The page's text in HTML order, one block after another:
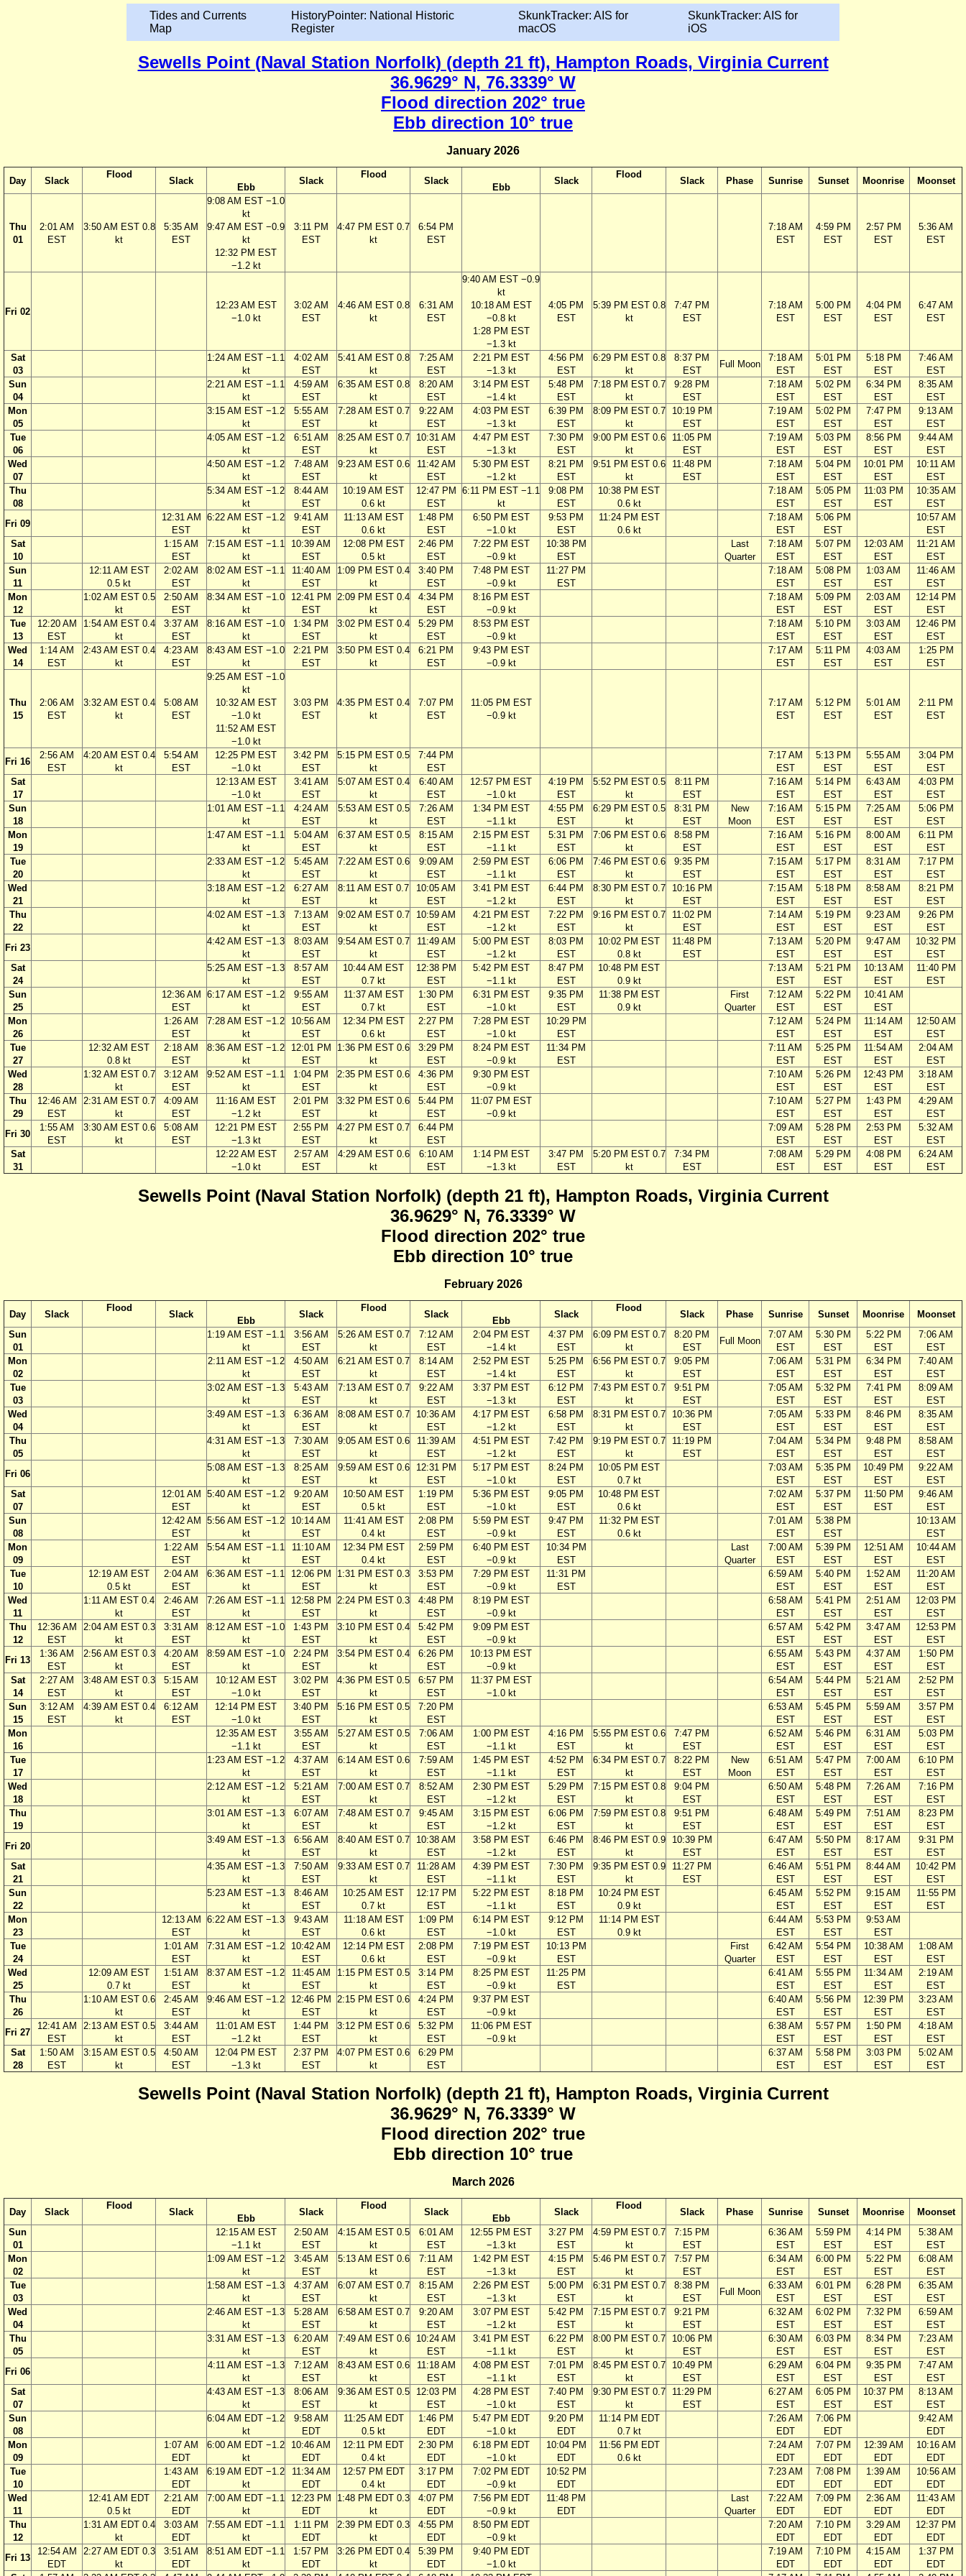
Tides and Currents
Map
HistoryPointer: National Historic
Register
SkunkTracker: AIS for
macOS
SkunkTracker: AIS for
iOS
Sewells Point (Naval Station Norfolk) (depth 21 ft), Hampton Roads, Virginia Current
36.9629° N, 76.3339° W
Flood direction 202° true
Ebb direction 10° true
January 2026
Day Slack
Flood
Slack
Ebb
Slack
Flood
Slack
Ebb
Slack
Flood
Slack Phase Sunrise Sunset Moonrise Moonset
Thu
01
2:01 AM
EST
3:50 AM EST 0.8
kt
5:35 AM
EST
9:08 AM EST −1.0
kt
9:47 AM EST −0.9
kt
12:32 PM EST
−1.2 kt
3:11 PM
EST
4:47 PM EST 0.7
kt
6:54 PM
EST
7:18 AM
EST
4:59 PM
EST
2:57 PM
EST
5:36 AM
EST
Fri 02
12:23 AM EST
−1.0 kt
3:02 AM
EST
4:46 AM EST 0.8
kt
6:31 AM
EST
9:40 AM EST −0.9
kt
10:18 AM EST
−0.8 kt
1:28 PM EST
−1.3 kt
4:05 PM
EST
5:39 PM EST 0.8
kt
7:47 PM
EST
7:18 AM
EST
5:00 PM
EST
4:04 PM
EST
6:47 AM
EST
Sat
03
1:24 AM EST −1.1
kt
4:02 AM
EST
5:41 AM EST 0.8
kt
7:25 AM
EST
2:21 PM EST
−1.3 kt
4:56 PM
EST
6:29 PM EST 0.8
kt
8:37 PM
EST
Full Moon
7:18 AM
EST
5:01 PM
EST
5:18 PM
EST
7:46 AM
EST
Sun
04
2:21 AM EST −1.1
kt
4:59 AM
EST
6:35 AM EST 0.8
kt
8:20 AM
EST
3:14 PM EST
−1.4 kt
5:48 PM
EST
7:18 PM EST 0.7
kt
9:28 PM
EST
7:18 AM
EST
5:02 PM
EST
6:34 PM
EST
8:35 AM
EST
Mon
05
3:15 AM EST −1.2
kt
5:55 AM
EST
7:28 AM EST 0.7
kt
9:22 AM
EST
4:03 PM EST
−1.3 kt
6:39 PM
EST
8:09 PM EST 0.7
kt
10:19 PM
EST
7:19 AM
EST
5:02 PM
EST
7:47 PM
EST
9:13 AM
EST
Tue
06
4:05 AM EST −1.2
kt
6:51 AM
EST
8:25 AM EST 0.7
kt
10:31 AM
EST
4:47 PM EST
−1.3 kt
7:30 PM
EST
9:00 PM EST 0.6
kt
11:05 PM
EST
7:19 AM
EST
5:03 PM
EST
8:56 PM
EST
9:44 AM
EST
Wed
07
4:50 AM EST −1.2
kt
7:48 AM
EST
9:23 AM EST 0.6
kt
11:42 AM
EST
5:30 PM EST
−1.2 kt
8:21 PM
EST
9:51 PM EST 0.6
kt
11:48 PM
EST
7:18 AM
EST
5:04 PM
EST
10:01 PM
EST
10:11 AM
EST
Thu
08
5:34 AM EST −1.2
kt
8:44 AM
EST
10:19 AM EST
0.6 kt
12:47 PM
EST
6:11 PM EST −1.1
kt
9:08 PM
EST
10:38 PM EST
0.6 kt
7:18 AM
EST
5:05 PM
EST
11:03 PM
EST
10:35 AM
EST
Fri 09
12:31 AM
EST
6:22 AM EST −1.2
kt
9:41 AM
EST
11:13 AM EST
0.6 kt
1:48 PM
EST
6:50 PM EST
−1.0 kt
9:53 PM
EST
11:24 PM EST
0.6 kt
7:18 AM
EST
5:06 PM
EST
10:57 AM
EST
Sat
10
1:15 AM
EST
7:15 AM EST −1.1
kt
10:39 AM
EST
12:08 PM EST
0.5 kt
2:46 PM
EST
7:22 PM EST
−0.9 kt
10:38 PM
EST
Last
Quarter
7:18 AM
EST
5:07 PM
EST
12:03 AM
EST
11:21 AM
EST
Sun
11
12:11 AM EST
0.5 kt
2:02 AM
EST
8:02 AM EST −1.1
kt
11:40 AM
EST
1:09 PM EST 0.4
kt
3:40 PM
EST
7:48 PM EST
−0.9 kt
11:27 PM
EST
7:18 AM
EST
5:08 PM
EST
1:03 AM
EST
11:46 AM
EST
Mon
12
1:02 AM EST 0.5
kt
2:50 AM
EST
8:34 AM EST −1.0
kt
12:41 PM
EST
2:09 PM EST 0.4
kt
4:34 PM
EST
8:16 PM EST
−0.9 kt
7:18 AM
EST
5:09 PM
EST
2:03 AM
EST
12:14 PM
EST
Tue
13
12:20 AM
EST
1:54 AM EST 0.4
kt
3:37 AM
EST
8:16 AM EST −1.0
kt
1:34 PM
EST
3:02 PM EST 0.4
kt
5:29 PM
EST
8:53 PM EST
−0.9 kt
7:18 AM
EST
5:10 PM
EST
3:03 AM
EST
12:46 PM
EST
Wed
14
1:14 AM
EST
2:43 AM EST 0.4
kt
4:23 AM
EST
8:43 AM EST −1.0
kt
2:21 PM
EST
3:50 PM EST 0.4
kt
6:21 PM
EST
9:43 PM EST
−0.9 kt
7:17 AM
EST
5:11 PM
EST
4:03 AM
EST
1:25 PM
EST
Thu
15
2:06 AM
EST
3:32 AM EST 0.4
kt
5:08 AM
EST
9:25 AM EST −1.0
kt
10:32 AM EST
−1.0 kt
11:52 AM EST
−1.0 kt
3:03 PM
EST
4:35 PM EST 0.4
kt
7:07 PM
EST
11:05 PM EST
−0.9 kt
7:17 AM
EST
5:12 PM
EST
5:01 AM
EST
2:11 PM
EST
Fri 16
2:56 AM
EST
4:20 AM EST 0.4
kt
5:54 AM
EST
12:25 PM EST
−1.0 kt
3:42 PM
EST
5:15 PM EST 0.5
kt
7:44 PM
EST
7:17 AM
EST
5:13 PM
EST
5:55 AM
EST
3:04 PM
EST
Sat
17
12:13 AM EST
−1.0 kt
3:41 AM
EST
5:07 AM EST 0.4
kt
6:40 AM
EST
12:57 PM EST
−1.0 kt
4:19 PM
EST
5:52 PM EST 0.5
kt
8:11 PM
EST
7:16 AM
EST
5:14 PM
EST
6:43 AM
EST
4:03 PM
EST
Sun
18
1:01 AM EST −1.1
kt
4:24 AM
EST
5:53 AM EST 0.5
kt
7:26 AM
EST
1:34 PM EST
−1.1 kt
4:55 PM
EST
6:29 PM EST 0.5
kt
8:31 PM
EST
New
Moon
7:16 AM
EST
5:15 PM
EST
7:25 AM
EST
5:06 PM
EST
Mon
19
1:47 AM EST −1.1
kt
5:04 AM
EST
6:37 AM EST 0.5
kt
8:15 AM
EST
2:15 PM EST
−1.1 kt
5:31 PM
EST
7:06 PM EST 0.6
kt
8:58 PM
EST
7:16 AM
EST
5:16 PM
EST
8:00 AM
EST
6:11 PM
EST
Tue
20
2:33 AM EST −1.2
kt
5:45 AM
EST
7:22 AM EST 0.6
kt
9:09 AM
EST
2:59 PM EST
−1.1 kt
6:06 PM
EST
7:46 PM EST 0.6
kt
9:35 PM
EST
7:15 AM
EST
5:17 PM
EST
8:31 AM
EST
7:17 PM
EST
Wed
21
3:18 AM EST −1.2
kt
6:27 AM
EST
8:11 AM EST 0.7
kt
10:05 AM
EST
3:41 PM EST
−1.2 kt
6:44 PM
EST
8:30 PM EST 0.7
kt
10:16 PM
EST
7:15 AM
EST
5:18 PM
EST
8:58 AM
EST
8:21 PM
EST
Thu
22
4:02 AM EST −1.3
kt
7:13 AM
EST
9:02 AM EST 0.7
kt
10:59 AM
EST
4:21 PM EST
−1.2 kt
7:22 PM
EST
9:16 PM EST 0.7
kt
11:02 PM
EST
7:14 AM
EST
5:19 PM
EST
9:23 AM
EST
9:26 PM
EST
Fri 23
4:42 AM EST −1.3
kt
8:03 AM
EST
9:54 AM EST 0.7
kt
11:49 AM
EST
5:00 PM EST
−1.2 kt
8:03 PM
EST
10:02 PM EST
0.8 kt
11:48 PM
EST
7:13 AM
EST
5:20 PM
EST
9:47 AM
EST
10:32 PM
EST
Sat
24
5:25 AM EST −1.3
kt
8:57 AM
EST
10:44 AM EST
0.7 kt
12:38 PM
EST
5:42 PM EST
−1.1 kt
8:47 PM
EST
10:48 PM EST
0.9 kt
7:13 AM
EST
5:21 PM
EST
10:13 AM
EST
11:40 PM
EST
Sun
25
12:36 AM
EST
6:17 AM EST −1.2
kt
9:55 AM
EST
11:37 AM EST
0.7 kt
1:30 PM
EST
6:31 PM EST
−1.0 kt
9:35 PM
EST
11:38 PM EST
0.9 kt
First
Quarter
7:12 AM
EST
5:22 PM
EST
10:41 AM
EST
Mon
26
1:26 AM
EST
7:28 AM EST −1.2
kt
10:56 AM
EST
12:34 PM EST
0.6 kt
2:27 PM
EST
7:28 PM EST
−1.0 kt
10:29 PM
EST
7:12 AM
EST
5:24 PM
EST
11:14 AM
EST
12:50 AM
EST
Tue
27
12:32 AM EST
0.8 kt
2:18 AM
EST
8:36 AM EST −1.2
kt
12:01 PM
EST
1:36 PM EST 0.6
kt
3:29 PM
EST
8:24 PM EST
−0.9 kt
11:34 PM
EST
7:11 AM
EST
5:25 PM
EST
11:54 AM
EST
2:04 AM
EST
Wed
28
1:32 AM EST 0.7
kt
3:12 AM
EST
9:52 AM EST −1.1
kt
1:04 PM
EST
2:35 PM EST 0.6
kt
4:36 PM
EST
9:30 PM EST
−0.9 kt
7:10 AM
EST
5:26 PM
EST
12:43 PM
EST
3:18 AM
EST
Thu
29
12:46 AM
EST
2:31 AM EST 0.7
kt
4:09 AM
EST
11:16 AM EST
−1.2 kt
2:01 PM
EST
3:32 PM EST 0.6
kt
5:44 PM
EST
11:07 PM EST
−0.9 kt
7:10 AM
EST
5:27 PM
EST
1:43 PM
EST
4:29 AM
EST
Fri 30
1:55 AM
EST
3:30 AM EST 0.6
kt
5:08 AM
EST
12:21 PM EST
−1.3 kt
2:55 PM
EST
4:27 PM EST 0.7
kt
6:44 PM
EST
7:09 AM
EST
5:28 PM
EST
2:53 PM
EST
5:32 AM
EST
Sat
31
12:22 AM EST
−1.0 kt
2:57 AM
EST
4:29 AM EST 0.6
kt
6:10 AM
EST
1:14 PM EST
−1.3 kt
3:47 PM
EST
5:20 PM EST 0.7
kt
7:34 PM
EST
7:08 AM
EST
5:29 PM
EST
4:08 PM
EST
6:24 AM
EST
Sewells Point (Naval Station Norfolk) (depth 21 ft), Hampton Roads, Virginia Current
36.9629° N, 76.3339° W
Flood direction 202° true
Ebb direction 10° true
February 2026
Day Slack
Flood
Slack
Ebb
Slack
Flood
Slack
Ebb
Slack
Flood
Slack Phase Sunrise Sunset Moonrise
Moonset
Sun
01
1:19 AM EST −1.1
kt
3:56 AM
EST
5:26 AM EST 0.7
kt
7:12 AM
EST
2:04 PM EST
−1.4 kt
4:37 PM
EST
6:09 PM EST 0.7
kt
8:20 PM
EST
Full Moon
7:07 AM
EST
5:30 PM
EST
5:22 PM
EST
7:06 AM
EST
Mon
02
2:11 AM EST −1.2
kt
4:50 AM
EST
6:21 AM EST 0.7
kt
8:14 AM
EST
2:52 PM EST
−1.4 kt
5:25 PM
EST
6:56 PM EST 0.7
kt
9:05 PM
EST
7:06 AM
EST
5:31 PM
EST
6:34 PM
EST
7:40 AM
EST
Tue
03
3:02 AM EST −1.3
kt
5:43 AM
EST
7:13 AM EST 0.7
kt
9:22 AM
EST
3:37 PM EST
−1.3 kt
6:12 PM
EST
7:43 PM EST 0.7
kt
9:51 PM
EST
7:05 AM
EST
5:32 PM
EST
7:41 PM
EST
8:09 AM
EST
Wed
04
3:49 AM EST −1.3
kt
6:36 AM
EST
8:08 AM EST 0.7
kt
10:36 AM
EST
4:17 PM EST
−1.2 kt
6:58 PM
EST
8:31 PM EST 0.7
kt
10:36 PM
EST
7:05 AM
EST
5:33 PM
EST
8:46 PM
EST
8:35 AM
EST
Thu
05
4:31 AM EST −1.3
kt
7:30 AM
EST
9:05 AM EST 0.6
kt
11:39 AM
EST
4:51 PM EST
−1.2 kt
7:42 PM
EST
9:19 PM EST 0.7
kt
11:19 PM
EST
7:04 AM
EST
5:34 PM
EST
9:48 PM
EST
8:58 AM
EST
Fri 06
5:08 AM EST −1.3
kt
8:25 AM
EST
9:59 AM EST 0.6
kt
12:31 PM
EST
5:17 PM EST
−1.0 kt
8:24 PM
EST
10:05 PM EST
0.7 kt
7:03 AM
EST
5:35 PM
EST
10:49 PM
EST
9:22 AM
EST
Sat
07
12:01 AM
EST
5:40 AM EST −1.2
kt
9:20 AM
EST
10:50 AM EST
0.5 kt
1:19 PM
EST
5:36 PM EST
−1.0 kt
9:05 PM
EST
10:48 PM EST
0.6 kt
7:02 AM
EST
5:37 PM
EST
11:50 PM
EST
9:46 AM
EST
Sun
08
12:42 AM
EST
5:56 AM EST −1.2
kt
10:14 AM
EST
11:41 AM EST
0.4 kt
2:08 PM
EST
5:59 PM EST
−0.9 kt
9:47 PM
EST
11:32 PM EST
0.6 kt
7:01 AM
EST
5:38 PM
EST
10:13 AM
EST
Mon
09
1:22 AM
EST
5:54 AM EST −1.1
kt
11:10 AM
EST
12:34 PM EST
0.4 kt
2:59 PM
EST
6:40 PM EST
−0.9 kt
10:34 PM
EST
Last
Quarter
7:00 AM
EST
5:39 PM
EST
12:51 AM
EST
10:44 AM
EST
Tue
10
12:19 AM EST
0.5 kt
2:04 AM
EST
6:36 AM EST −1.1
kt
12:06 PM
EST
1:31 PM EST 0.3
kt
3:53 PM
EST
7:29 PM EST
−0.9 kt
11:31 PM
EST
6:59 AM
EST
5:40 PM
EST
1:52 AM
EST
11:20 AM
EST
Wed
11
1:11 AM EST 0.4
kt
2:46 AM
EST
7:26 AM EST −1.1
kt
12:58 PM
EST
2:24 PM EST 0.3
kt
4:48 PM
EST
8:19 PM EST
−0.9 kt
6:58 AM
EST
5:41 PM
EST
2:51 AM
EST
12:03 PM
EST
Thu
12
12:36 AM
EST
2:04 AM EST 0.3
kt
3:31 AM
EST
8:12 AM EST −1.0
kt
1:43 PM
EST
3:10 PM EST 0.4
kt
5:42 PM
EST
9:09 PM EST
−0.9 kt
6:57 AM
EST
5:42 PM
EST
3:47 AM
EST
12:53 PM
EST
Fri 13
1:36 AM
EST
2:56 AM EST 0.3
kt
4:20 AM
EST
8:59 AM EST −1.0
kt
2:24 PM
EST
3:54 PM EST 0.4
kt
6:26 PM
EST
10:13 PM EST
−0.9 kt
6:55 AM
EST
5:43 PM
EST
4:37 AM
EST
1:50 PM
EST
Sat
14
2:27 AM
EST
3:48 AM EST 0.3
kt
5:15 AM
EST
10:12 AM EST
−1.0 kt
3:02 PM
EST
4:36 PM EST 0.5
kt
6:57 PM
EST
11:37 PM EST
−1.0 kt
6:54 AM
EST
5:44 PM
EST
5:21 AM
EST
2:52 PM
EST
Sun
15
3:12 AM
EST
4:39 AM EST 0.4
kt
6:12 AM
EST
12:14 PM EST
−1.0 kt
3:40 PM
EST
5:16 PM EST 0.5
kt
7:20 PM
EST
6:53 AM
EST
5:45 PM
EST
5:59 AM
EST
3:57 PM
EST
Mon
16
12:35 AM EST
−1.1 kt
3:55 AM
EST
5:27 AM EST 0.5
kt
7:06 AM
EST
1:00 PM EST
−1.1 kt
4:16 PM
EST
5:55 PM EST 0.6
kt
7:47 PM
EST
6:52 AM
EST
5:46 PM
EST
6:31 AM
EST
5:03 PM
EST
Tue
17
1:23 AM EST −1.2
kt
4:37 AM
EST
6:14 AM EST 0.6
kt
7:59 AM
EST
1:45 PM EST
−1.1 kt
4:52 PM
EST
6:34 PM EST 0.7
kt
8:22 PM
EST
New
Moon
6:51 AM
EST
5:47 PM
EST
7:00 AM
EST
6:10 PM
EST
Wed
18
2:12 AM EST −1.2
kt
5:21 AM
EST
7:00 AM EST 0.7
kt
8:52 AM
EST
2:30 PM EST
−1.2 kt
5:29 PM
EST
7:15 PM EST 0.8
kt
9:04 PM
EST
6:50 AM
EST
5:48 PM
EST
7:26 AM
EST
7:16 PM
EST
Thu
19
3:01 AM EST −1.3
kt
6:07 AM
EST
7:48 AM EST 0.7
kt
9:45 AM
EST
3:15 PM EST
−1.2 kt
6:06 PM
EST
7:59 PM EST 0.8
kt
9:51 PM
EST
6:48 AM
EST
5:49 PM
EST
7:51 AM
EST
8:23 PM
EST
Fri 20
3:49 AM EST −1.3
kt
6:56 AM
EST
8:40 AM EST 0.7
kt
10:38 AM
EST
3:58 PM EST
−1.2 kt
6:46 PM
EST
8:46 PM EST 0.9
kt
10:39 PM
EST
6:47 AM
EST
5:50 PM
EST
8:17 AM
EST
9:31 PM
EST
Sat
21
4:35 AM EST −1.3
kt
7:50 AM
EST
9:33 AM EST 0.7
kt
11:28 AM
EST
4:39 PM EST
−1.1 kt
7:30 PM
EST
9:35 PM EST 0.9
kt
11:27 PM
EST
6:46 AM
EST
5:51 PM
EST
8:44 AM
EST
10:42 PM
EST
Sun
22
5:23 AM EST −1.3
kt
8:46 AM
EST
10:25 AM EST
0.7 kt
12:17 PM
EST
5:22 PM EST
−1.1 kt
8:18 PM
EST
10:24 PM EST
0.9 kt
6:45 AM
EST
5:52 PM
EST
9:15 AM
EST
11:55 PM
EST
Mon
23
12:13 AM
EST
6:22 AM EST −1.3
kt
9:43 AM
EST
11:18 AM EST
0.6 kt
1:09 PM
EST
6:14 PM EST
−1.0 kt
9:12 PM
EST
11:14 PM EST
0.9 kt
6:44 AM
EST
5:53 PM
EST
9:53 AM
EST
Tue
24
1:01 AM
EST
7:31 AM EST −1.2
kt
10:42 AM
EST
12:14 PM EST
0.6 kt
2:08 PM
EST
7:19 PM EST
−0.9 kt
10:13 PM
EST
First
Quarter
6:42 AM
EST
5:54 PM
EST
10:38 AM
EST
1:08 AM
EST
Wed
25
12:09 AM EST
0.7 kt
1:51 AM
EST
8:37 AM EST −1.2
kt
11:45 AM
EST
1:15 PM EST 0.5
kt
3:14 PM
EST
8:25 PM EST
−0.9 kt
11:25 PM
EST
6:41 AM
EST
5:55 PM
EST
11:34 AM
EST
2:19 AM
EST
Thu
26
1:10 AM EST 0.6
kt
2:45 AM
EST
9:46 AM EST −1.2
kt
12:46 PM
EST
2:15 PM EST 0.6
kt
4:24 PM
EST
9:37 PM EST
−0.9 kt
6:40 AM
EST
5:56 PM
EST
12:39 PM
EST
3:23 AM
EST
Fri 27
12:41 AM
EST
2:13 AM EST 0.5
kt
3:44 AM
EST
11:01 AM EST
−1.2 kt
1:44 PM
EST
3:12 PM EST 0.6
kt
5:32 PM
EST
11:06 PM EST
−0.9 kt
6:38 AM
EST
5:57 PM
EST
1:50 PM
EST
4:18 AM
EST
Sat
28
1:50 AM
EST
3:15 AM EST 0.5
kt
4:50 AM
EST
12:04 PM EST
−1.3 kt
2:37 PM
EST
4:07 PM EST 0.6
kt
6:29 PM
EST
6:37 AM
EST
5:58 PM
EST
3:03 PM
EST
5:02 AM
EST
Sewells Point (Naval Station Norfolk) (depth 21 ft), Hampton Roads, Virginia Current
36.9629° N, 76.3339° W
Flood direction 202° true
Ebb direction 10° true
March 2026
Day Slack
Flood
Slack
Ebb
Slack
Flood
Slack
Ebb
Slack
Flood
Slack Phase Sunrise Sunset Moonrise
Moonset
Sun
01
12:15 AM EST
−1.1 kt
2:50 AM
EST
4:15 AM EST 0.5
kt
6:01 AM
EST
12:55 PM EST
−1.3 kt
3:27 PM
EST
4:59 PM EST 0.7
kt
7:15 PM
EST
6:36 AM
EST
5:59 PM
EST
4:14 PM
EST
5:38 AM
EST
Mon
02
1:09 AM EST −1.2
kt
3:45 AM
EST
5:13 AM EST 0.6
kt
7:11 AM
EST
1:42 PM EST
−1.3 kt
4:15 PM
EST
5:46 PM EST 0.7
kt
7:57 PM
EST
6:34 AM
EST
6:00 PM
EST
5:22 PM
EST
6:08 AM
EST
Tue
03
1:58 AM EST −1.3
kt
4:37 AM
EST
6:07 AM EST 0.7
kt
8:15 AM
EST
2:26 PM EST
−1.3 kt
5:00 PM
EST
6:31 PM EST 0.7
kt
8:38 PM
EST
Full Moon
6:33 AM
EST
6:01 PM
EST
6:28 PM
EST
6:35 AM
EST
Wed
04
2:46 AM EST −1.3
kt
5:28 AM
EST
6:58 AM EST 0.7
kt
9:20 AM
EST
3:07 PM EST
−1.2 kt
5:42 PM
EST
7:15 PM EST 0.7
kt
9:21 PM
EST
6:32 AM
EST
6:02 PM
EST
7:32 PM
EST
6:59 AM
EST
Thu
05
3:31 AM EST −1.3
kt
6:20 AM
EST
7:49 AM EST 0.6
kt
10:24 AM
EST
3:41 PM EST
−1.1 kt
6:22 PM
EST
8:00 PM EST 0.7
kt
10:06 PM
EST
6:30 AM
EST
6:03 PM
EST
8:34 PM
EST
7:23 AM
EST
Fri 06
4:11 AM EST −1.3
kt
7:12 AM
EST
8:43 AM EST 0.6
kt
11:18 AM
EST
4:08 PM EST
−1.1 kt
7:01 PM
EST
8:45 PM EST 0.7
kt
10:49 PM
EST
6:29 AM
EST
6:04 PM
EST
9:35 PM
EST
7:47 AM
EST
Sat
07
4:43 AM EST −1.3
kt
8:06 AM
EST
9:36 AM EST 0.5
kt
12:03 PM
EST
4:28 PM EST
−1.0 kt
7:40 PM
EST
9:30 PM EST 0.7
kt
11:29 PM
EST
6:27 AM
EST
6:05 PM
EST
10:37 PM
EST
8:13 AM
EST
Sun
08
6:04 AM EDT −1.2
kt
9:58 AM
EDT
11:25 AM EDT
0.5 kt
1:46 PM
EDT
5:47 PM EDT
−1.0 kt
9:20 PM
EDT
11:14 PM EDT
0.7 kt
7:26 AM
EDT
7:06 PM
EDT
9:42 AM
EDT
Mon
09
1:07 AM
EDT
6:00 AM EDT −1.2
kt
10:46 AM
EDT
12:11 PM EDT
0.4 kt
2:30 PM
EDT
6:18 PM EDT
−1.0 kt
10:04 PM
EDT
11:56 PM EDT
0.6 kt
7:24 AM
EDT
7:07 PM
EDT
12:39 AM
EDT
10:16 AM
EDT
Tue
10
1:43 AM
EDT
6:19 AM EDT −1.2
kt
11:34 AM
EDT
12:57 PM EDT
0.4 kt
3:17 PM
EDT
7:02 PM EDT
−0.9 kt
10:52 PM
EDT
7:23 AM
EDT
7:08 PM
EDT
1:39 AM
EDT
10:56 AM
EDT
Wed
11
12:41 AM EDT
0.5 kt
2:21 AM
EDT
7:00 AM EDT −1.1
kt
12:23 PM
EDT
1:48 PM EDT 0.3
kt
4:07 PM
EDT
7:56 PM EDT
−0.9 kt
11:48 PM
EDT
Last
Quarter
7:22 AM
EDT
7:09 PM
EDT
2:36 AM
EDT
11:43 AM
EDT
Thu
12
1:31 AM EDT 0.4
kt
3:03 AM
EDT
7:55 AM EDT −1.1
kt
1:11 PM
EDT
2:39 PM EDT 0.3
kt
4:55 PM
EDT
8:50 PM EDT
−0.9 kt
7:20 AM
EDT
7:10 PM
EDT
3:29 AM
EDT
12:37 PM
EDT
Fri 13
12:54 AM
EDT
2:27 AM EDT 0.3
kt
3:51 AM
EDT
8:51 AM EDT −1.1
kt
1:57 PM
EDT
3:26 PM EDT 0.4
kt
5:39 PM
EDT
9:40 PM EDT
−1.0 kt
7:19 AM
EDT
7:10 PM
EDT
4:15 AM
EDT
1:37 PM
EDT